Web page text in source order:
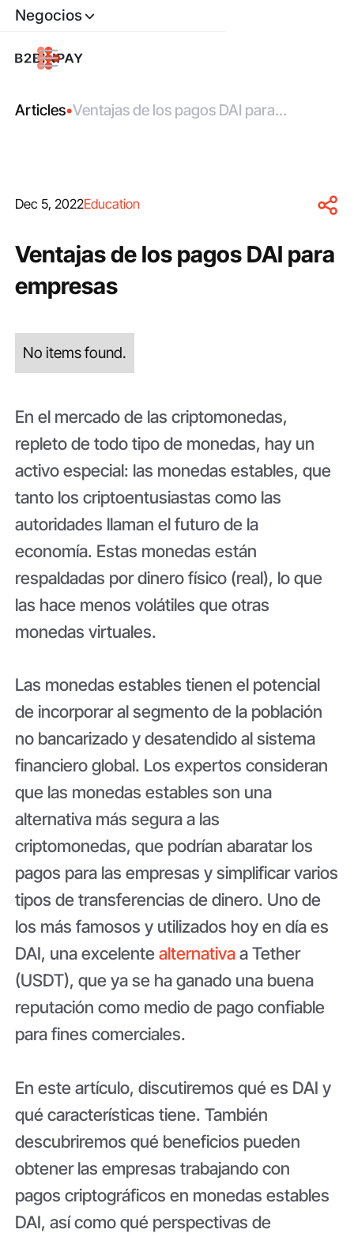
Negocios
Articles•Ventajas de los pagos DAI para
Dec 5, 2022Education
Ventajas de los pagos DAI para
empresas
No items found.
En el mercado de las criptomonedas,
repleto de todo tipo de monedas, hay un
activo especial: las monedas estables, que
tanto los criptoentusiastas como las
autoridades llaman el futuro de la
economía. Estas monedas están
respaldadas por dinero físico (real), lo que
las hace menos volátiles que otras
monedas virtuales.
Las monedas estables tienen el potencial
de incorporar al segmento de la población
no bancarizado y desatendido al sistema
financiero global. Los expertos consideran
que las monedas estables son una
alternativa más segura a las
criptomonedas, que podrían abaratar los
pagos para las empresas y simplificar varios
tipos de transferencias de dinero. Uno de
los más famosos y utilizados hoy en día es
DAI, una excelentealternativaa Tether
(USDT), que ya se ha ganado una buena
reputación como medio de pago confiable
para fines comerciales.
En este artículo, discutiremos qué es DAI y
qué características tiene. También
descubriremos qué beneficios pueden
obtener las empresas trabajando con
pagos criptográficos en monedas estables
DAI, así como qué perspectivas de